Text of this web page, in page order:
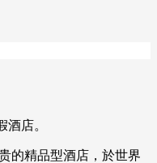
店。
的精品型酒店，於世界